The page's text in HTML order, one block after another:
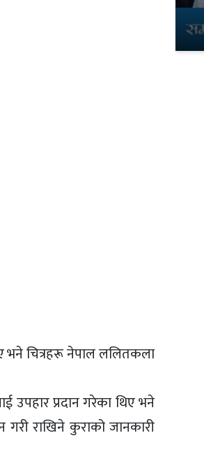
भने चित्रहरू नेपाल ललितकला
प्रदान गरेका थिए भने
राखिने कुराको जानकारी